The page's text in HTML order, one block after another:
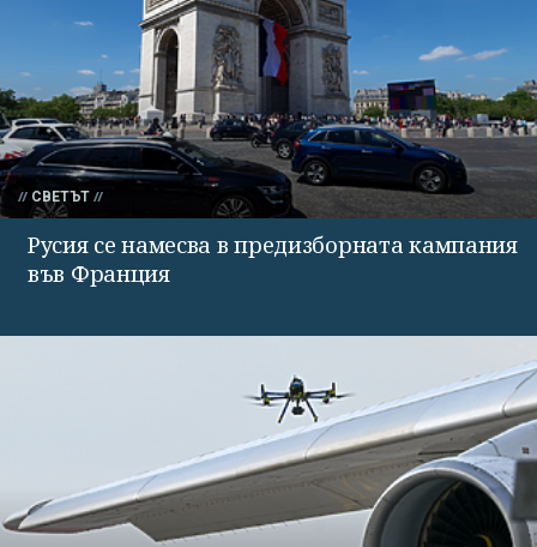
СВЕТЪТ
Русия се намесва в предизборната кампания
във Франция